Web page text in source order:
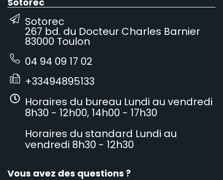
Sotorec
267 bd. du Docteur Charles Barnier
83000 Toulon
04 94 09 17 02
+33494895133
Horaires du bureau Lundi au vendredi
8h30 - 12h00, 14h00 - 17h30
Horaires du standard Lundi au
vendredi 8h30 - 12h30
Vous avez des questions ?